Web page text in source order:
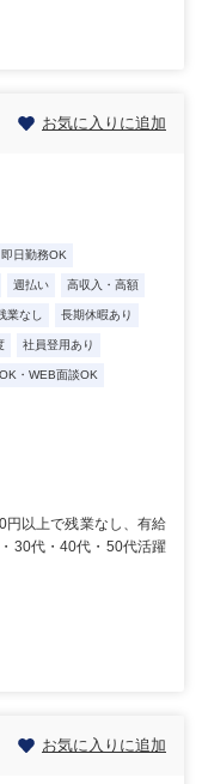
お気に入りに追加
即日勤務OK
週払い 高収入・高額
業なし 長期休暇あり
社員登用あり
・WEB面談OK
円以上で残業なし、有給
30代・40代・50代活躍
お気に入りに追加